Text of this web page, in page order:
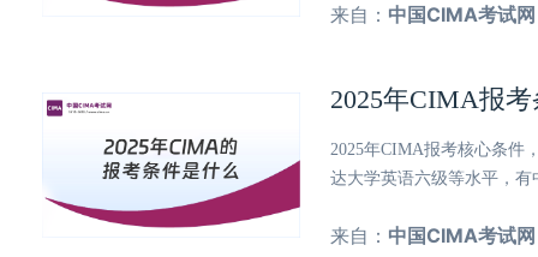
来自： 中国CIMA考试网
2025年CIMA报
2025年CIMA报考核心条件
达大学英语六级等水平，
来自： 中国CIMA考试网